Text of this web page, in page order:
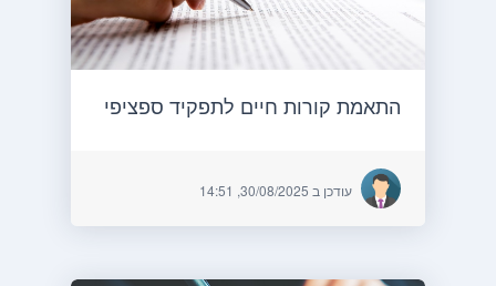
התאמת קורות חיים לתפקיד ספציפי
עודכן ב 30/08/2025, 14:51